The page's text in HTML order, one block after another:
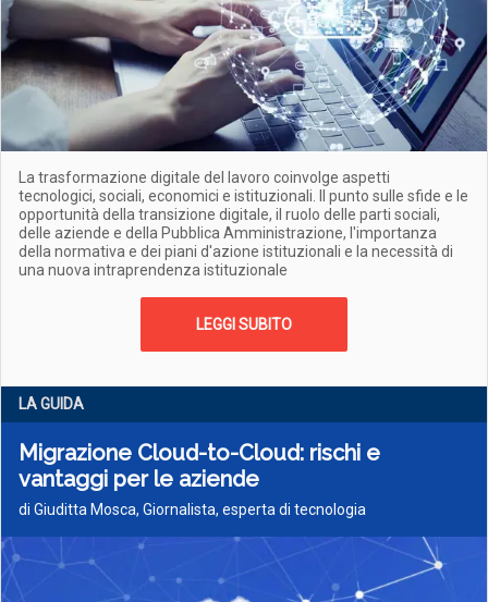
La trasformazione digitale del lavoro coinvolge aspetti
tecnologici, sociali, economici e istituzionali. Il punto sulle sfide e le
opportunità della transizione digitale, il ruolo delle parti sociali,
delle aziende e della Pubblica Amministrazione, l'importanza
della normativa e dei piani d'azione istituzionali e la necessità di
una nuova intraprendenza istituzionale
LEGGI SUBITO
LA GUIDA
Migrazione Cloud-to-Cloud: rischi e
vantaggi per le aziende
di Giuditta Mosca, Giornalista, esperta di tecnologia